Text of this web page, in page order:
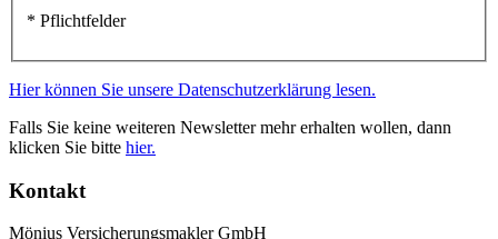
* Pflichtfelder
Hier können Sie unsere Datenschutzerklärung lesen.
Falls Sie keine weiteren Newsletter mehr erhalten wollen, dann
klicken Sie bitte hier.
Kontakt
Mönius Versicherungsmakler GmbH